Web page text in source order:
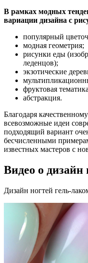
В рамках модных
вариации дизайна с
популярный
модная геометрия;
рисунки еды
леденцов);
экзотические
фруктовая
абстракция.
Благодаря
всевозможные идеи
подходящий вариант
бесчисленными
известных мастеров с
Видео о дизайн
Дизайн ногтей гель-